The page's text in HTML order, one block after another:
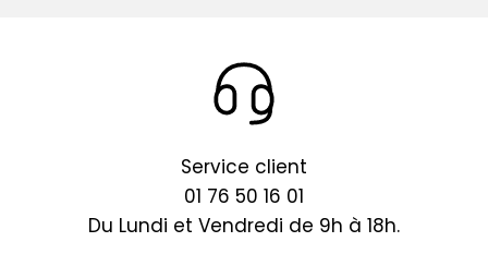
Service client
01 76 50 16 01
Du Lundi et Vendredi de 9h à 18h.